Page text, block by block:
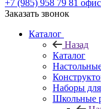
+7 (985) 958 79 81
Заказать звонок
Каталог
Назад
Каталог
Наборы для
Школьные